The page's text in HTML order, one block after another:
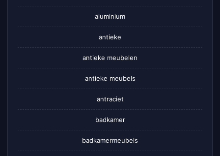
aluminium
antieke
antieke meubelen
antieke meubels
antraciet
badkamer
badkamermeubels